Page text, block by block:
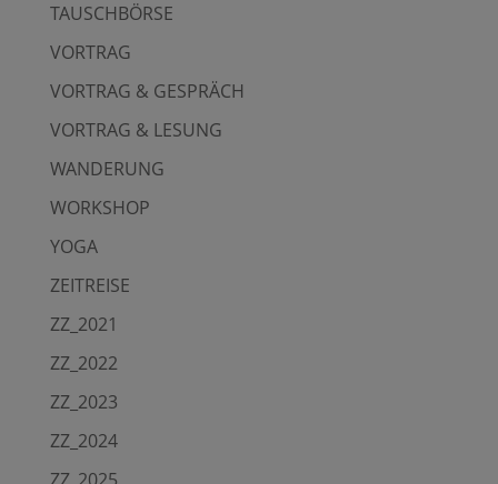
TAUSCHBÖRSE
VORTRAG
VORTRAG & GESPRÄCH
VORTRAG & LESUNG
WANDERUNG
WORKSHOP
YOGA
ZEITREISE
ZZ_2021
ZZ_2022
ZZ_2023
ZZ_2024